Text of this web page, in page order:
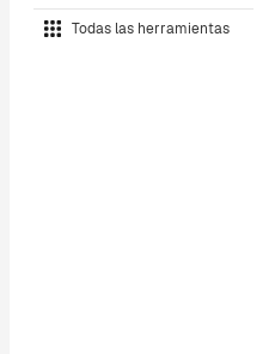
Todas las herramientas